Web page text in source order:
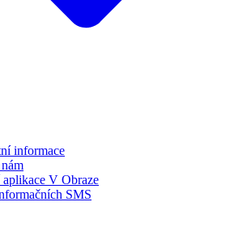
informace
V Obraze
SMS